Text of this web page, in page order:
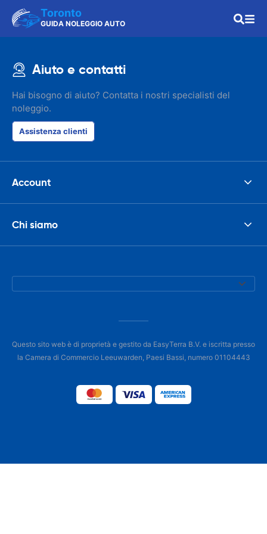
Toronto
GUIDA NOLEGGIO AUTO
Aiuto e contatti
Hai bisogno di aiuto? Contatta i nostri specialisti del
noleggio.
Assistenza clienti
Account
Chi siamo
Questo sito web è di proprietà e gestito da EasyTerra B.V. e iscritta presso
la Camera di Commercio Leeuwarden, Paesi Bassi, numero 01104443